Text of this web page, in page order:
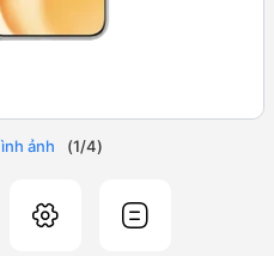
ảnh (1/4)